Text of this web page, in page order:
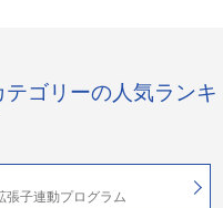
テゴリーの人気ランキ
張子連動プログラム